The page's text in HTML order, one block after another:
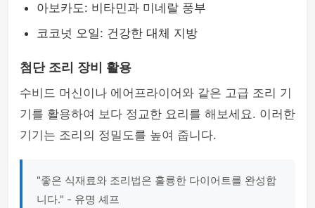
아보카도: 비타민과 미네랄 풍부
코코넛 오일: 건강한 대체 지방
첨단 조리 장비 활용
수비드 머신이나 에어프라이어와 같은 고급 조리 기
기를 활용하여 보다 정교한 요리를 해보세요. 이러한
기기는 조리의 정밀도를 높여 줍니다.
"좋은 식재료와 조리법은 훌륭한 다이어트를 완성합
니다." - 유명 셰프